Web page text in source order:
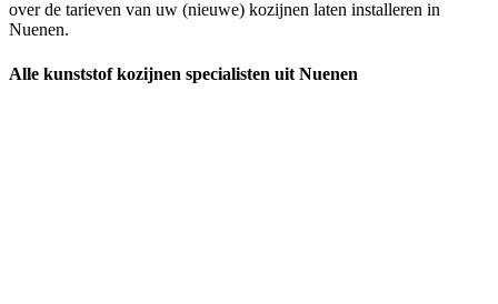
over de tarieven van uw (nieuwe) kozijnen laten installeren in
Nuenen.
Alle kunststof kozijnen specialisten uit Nuenen